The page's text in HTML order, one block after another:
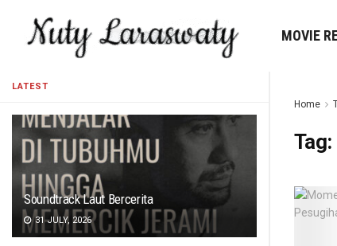
LATEST
Soundtrack Laut Bercerita
31 JULY, 2026
MOVIE
Home
Tag: